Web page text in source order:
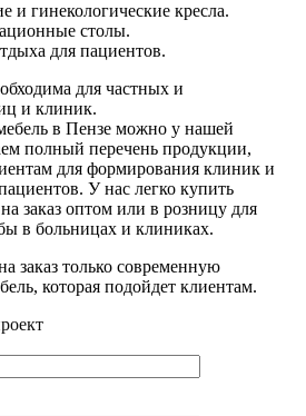
и гинекологические кресла.
столы.
для пациентов.
для частных и
и клиник.
в Пензе можно у нашей
полный перечень продукции,
для формирования клиник и
У нас легко купить
заказ оптом или в розницу для
в больницах и клиниках.
заказ только современную
которая подойдет клиентам.